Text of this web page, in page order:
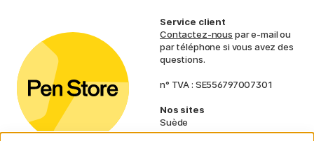
Service client
Contactez-nous par e-mail ou
par téléphone si vous avez des
questions.
n° TVA : SE556797007301
Nos sites
Suède
Norvège